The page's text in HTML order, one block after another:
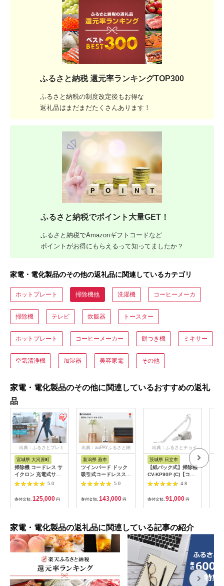
ふるさと納税 還元率ランキングTOP300
ふるさと納税の制度改定後もお得な
返礼品はまだまだたくさんあります！
ふるさと納税でポイント大量GET！
ふるさと納税でAmazonギフトコードなど
ポイントがお得にもらえるって知ってましたか？
家電・電化製品のその他の返礼品に関連しているカテゴリ
ホットプレート 掃除機他 洗濯機 コーヒーメーカ
掃除機 テレビ 炊飯器 トースター
ホットプレート コーヒーメーカー 餅つき機 ミキサー
空気清浄機 加湿器 美容家電 その他
家電・電化製品のその他に関連しているおすすめの返礼
品
出典：ふるさとプレミ
アム
宮城県 大河原町
掃除機 コードレス サ
イクロン 充電式サイ
クロンスティッククリ
ーナー daspo SCD-
190P-H グレー ステ
ィッククリーナー モ
ップ スタンド付 静音
ーヤマ ハンディ
5.0
寄付金額: 125,000 円
出典：auPAYふるさと納
税
新潟県 燕市
ツインバード ドック
吸引式コードレスステ
ィック型クリーナー
(TC-E292W)【 クリー
ナー コードレス 吸引
式 サイクロン式 ステ
ィック型 掃除機 掃除
条 】
5.0
寄付金額: 143,000 円
出典：ふるさとチョイ
茨城県 日立市
【紙パック式】掃除機
CV-KP90P (C)【コー
ド式 紙パック 掃除機
HITACHI 日立 家電 茨
城県 日立市 】
4.8
寄付金額: 91,000 円
家電・電化製品の返礼品に関連している記事の紹介